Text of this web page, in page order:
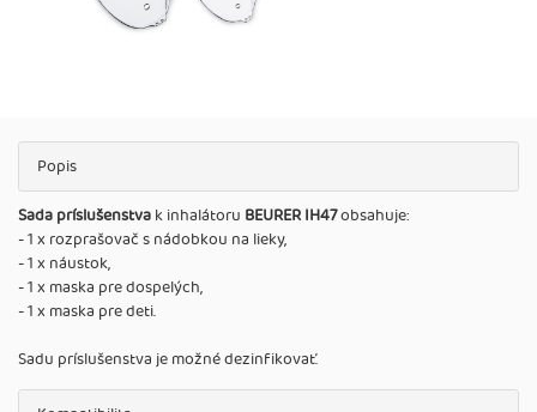
Popis
Sada príslušenstvak inhalátoru BEURER IH47obsahuje:
- 1 x rozprašovač s nádobkou na lieky,
- 1 x náustok,
- 1 x maska pre dospelých,
- 1 x maska pre deti.
Sadu príslušenstva je možné dezinfikovať.